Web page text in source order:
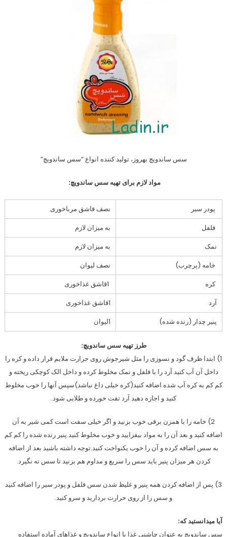
سس ساندویچ بهروز، تولید کننده انواع “سس ساندویچ”
مواد لازم برای تهیه سس ساندويچ:
پودر سیر
نصف قاشق مرباخوری
فلفل
به میزان لازم
نمک
به میزان لازم
خامه (پرچرب)
نصف لیوان
کره
آرد
1قاشق غذاخوری
پنیر چدار (رنده شده)
1لیوان
طرز تهیه سس ساندويچ:
1) ابتدا ظرف گود و نسوزی را مثل شیرجوش روی حرارت ملایم قرار داده و کره را
داخل آن آب کنید.آرد را با فلفل و نمک مخلوط کرده و داخل الک کوچکی ریخته و
کم کم به کره آب شده اضافه کنید(کره خیلی داغ نباشد)سپس آنها را خوب مخلوط
کنید و اجازه دهید آرد تفت خورده و طلایی شود.
2) خامه را با همزن برقی خوب بزنید و اگر خیلی سفت است کمی شیر به آن
اضافه کنید و بعد آن را به مواد بیفزایید و خوب مخلوط کنید.پنیر رنده شده را کم کم
به سس اضافه کرده و آن را خوب یکنواخت کنید.توجه داشته باشید بعد از اضافه
کردن هر میزان پنیر باید سس را سریع و مداوم هم بزنید تا سس ته نگیرد.
3) پس از اضافه کردن همه پنیر و غلیظ شدن سس فلفل و پودر سیر را اضافه کنید
و سس را از روی حرارت بردارید و سرو کنید.
آیا میدانستید که:
سس ساندویچ به عنوان چاشنی غذا با انواع ساندویچ و غذاهای آماده استفاده